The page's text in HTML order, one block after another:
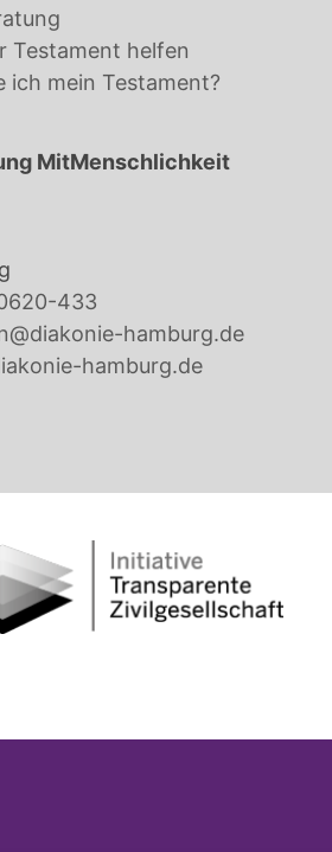
Testament helfen
ich mein Testament?
MitMenschlichkeit
433
hamburg.de
hamburg.de